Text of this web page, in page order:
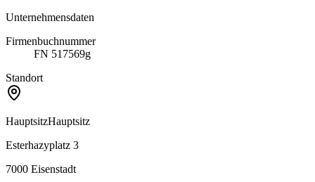
Unternehmensdaten
Firmenbuchnummer
FN 517569g
Standort
HauptsitzHauptsitz
Esterhazyplatz 3
7000 Eisenstadt